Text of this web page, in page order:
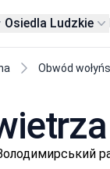
Osiedla Ludzkie
Obwód